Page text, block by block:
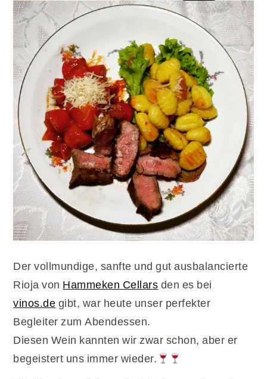
Der vollmundige, sanfte und gut ausbalancierte
Rioja von Hammeken Cellars den es bei
vinos.de gibt, war heute unser perfekter
Begleiter zum Abendessen.
Diesen Wein kannten wir zwar schon, aber er
begeistert uns immer wieder.